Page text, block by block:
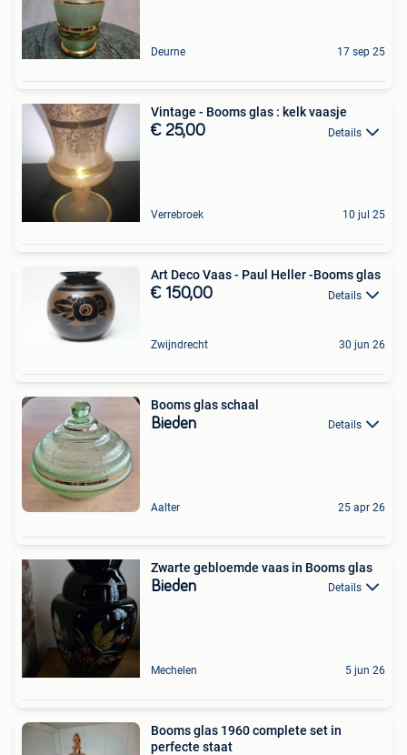
Deurne 17 sep 25
Vintage - Booms glas : kelk vaasje
€ 25,00 Details
Verrebroek 10 jul 25
Art Deco Vaas - Paul Heller -Booms glas
€ 150,00 Details
Zwijndrecht 30 jun 26
Booms glas schaal
Bieden Details
Aalter 25 apr 26
Zwarte gebloemde vaas in Booms glas
Bieden Details
Mechelen 5 jun 26
Booms glas 1960 complete set in
perfecte staat